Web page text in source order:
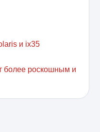
и ix35
более роскошным и